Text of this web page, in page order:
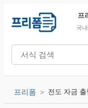
프
국
프리폼 전도 자금 출